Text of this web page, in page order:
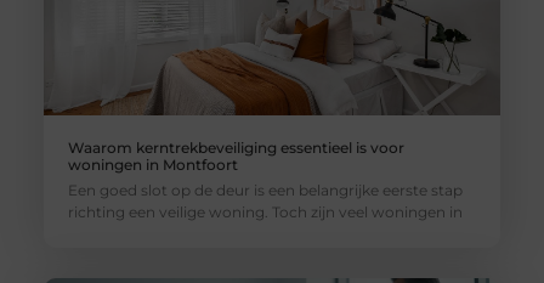
Waarom kerntrekbeveiliging essentieel is voor
woningen in Montfoort
Een goed slot op de deur is een belangrijke eerste stap
richting een veilige woning. Toch zijn veel woningen in